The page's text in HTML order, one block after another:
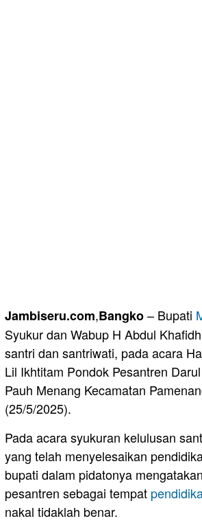
Jambiseru.com,Bangko– Bupati
Syukur dan Wabup H Abdul
santri dan santriwati, pada acara
Lil Ikhtitam Pondok Pesantren
Pauh Menang Kecamatan
(25/5/2025).
Pada acara syukuran kelulusan
yang telah menyelesaikan
bupati dalam pidatonya
pesantren sebagai tempat
nakal tidaklah benar.